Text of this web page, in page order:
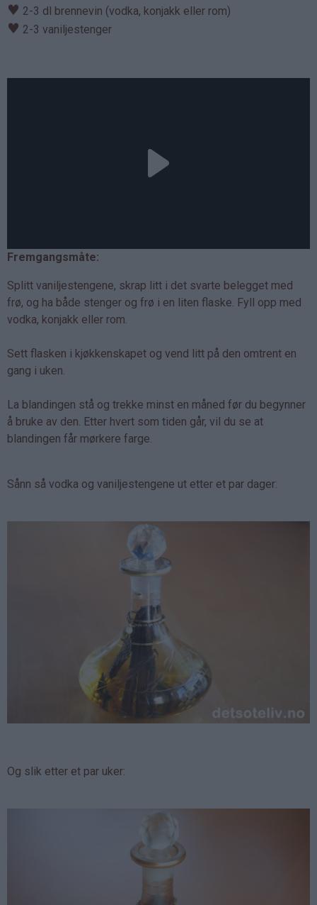
♥ 2-3 dl brennevin (vodka, konjakk eller rom)
♥ 2-3 vaniljestenger
Fremgangsmåte:
Splitt vaniljestengene, skrap litt i det svarte belegget med
frø, og ha både stenger og frø i en liten flaske. Fyll opp med
vodka, konjakk eller rom.
Sett flasken i kjøkkenskapet og vend litt på den omtrent en
gang i uken.
La blandingen stå og trekke minst en måned før du begynner
å bruke av den. Etter hvert som tiden går, vil du se at
blandingen får mørkere farge.
Sånn så vodka og vaniljestengene ut etter et par dager:
Og slik etter et par uker: